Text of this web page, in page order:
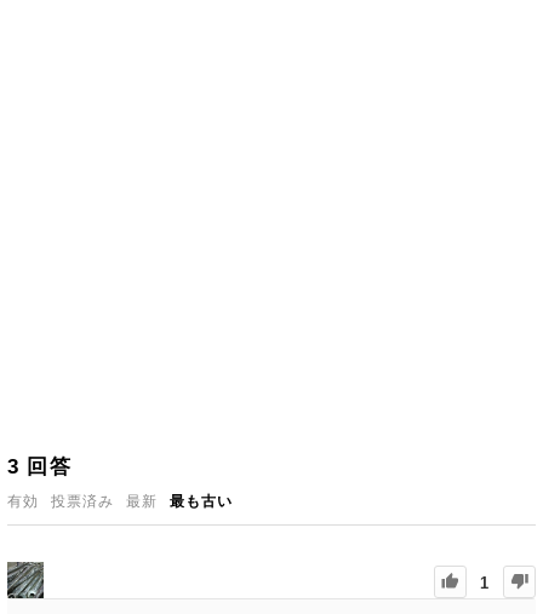
3 回答
有効 投票済み 最新 最も古い
1